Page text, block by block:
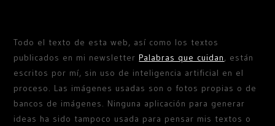
Todo el texto de esta web, así como los textos
publicados en mi newsletterPalabras que cuidan, están
escritos por mí, sin uso de inteligencia artificial en el
proceso. Las imágenes usadas son o fotos propias o de
bancos de imágenes. Ninguna aplicación para generar
ideas ha sido tampoco usada para pensar mis textos o